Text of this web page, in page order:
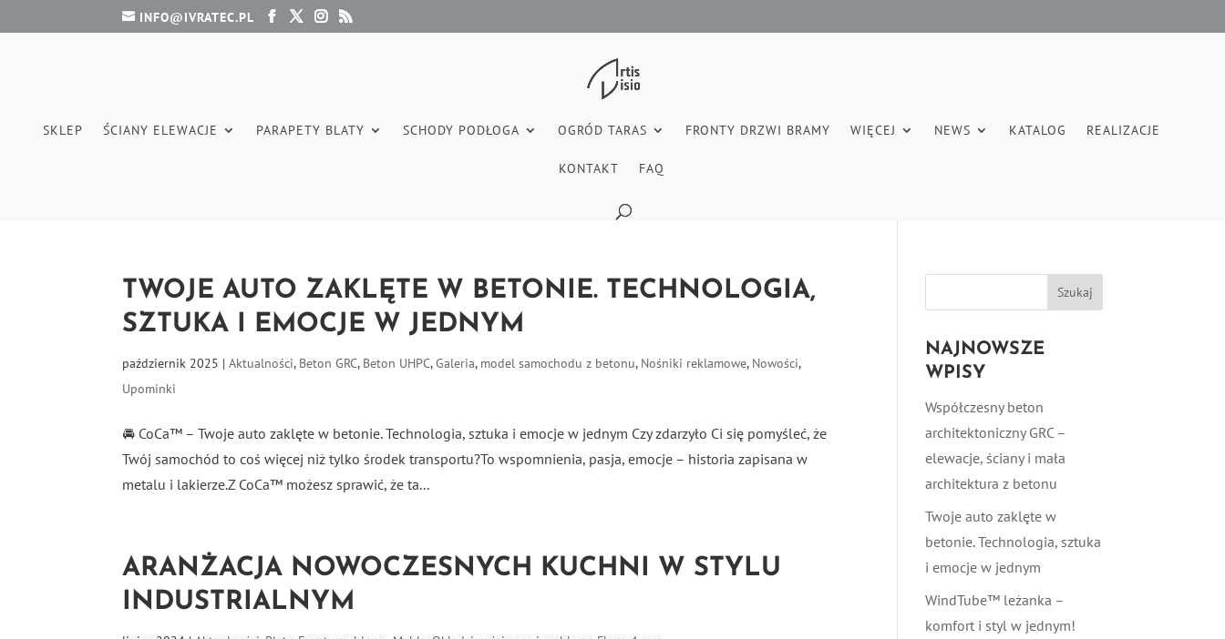
INFO@IVRATEC.PL
SKLEP ŚCIANY ELEWACJE PARAPETY BLATY SCHODY PODŁOGA OGRÓD TARAS FRONTY DRZWI BRAMY WIĘCEJ NEWS KATALOG REALIZACJE
KONTAKT FAQ
TWOJE AUTO ZAKLĘTE W BETONIE. TECHNOLOGIA,
SZTUKA I EMOCJE W JEDNYM
październik 2025 |Aktualności, Beton GRC, Beton UHPC,Galeria, model samochodu z betonu, Nośniki reklamowe, Nowości,
Upominki
🚘 CoCa™ – Twoje auto zaklęte w betonie. Technologia, sztuka i emocje w jednym Czy zdarzyło Ci się pomyśleć, że
Twój samochód to coś więcej niż tylko środek transportu?To wspomnienia, pasja, emocje – historia zapisana w
metalu i lakierze.Z CoCa™ możesz sprawić, że ta...
ARANŻACJA NOWOCZESNYCH KUCHNI W STYLU
INDUSTRIALNYM
NAJNOWSZE
WPISY
Współczesny beton
architektoniczny GRC –
elewacje, ściany i mała
architektura z betonu
Twoje auto zaklęte w
betonie. Technologia, sztuka
i emocje w jednym
WindTube™ leżanka –
komfort i styl w jednym!